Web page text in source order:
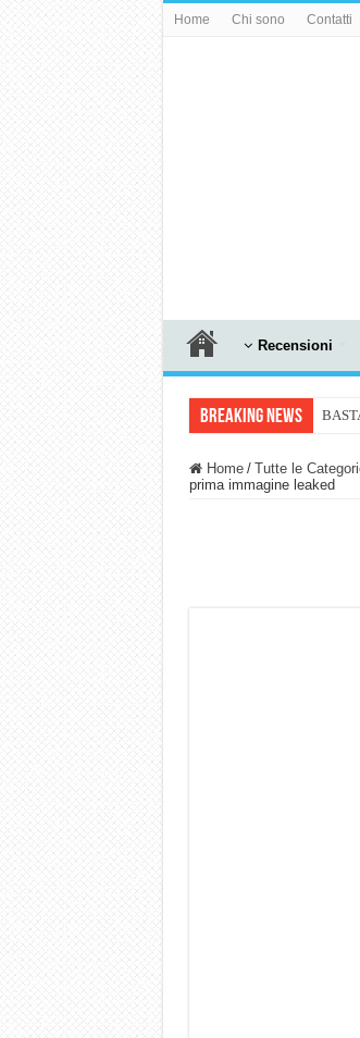
Home Chi sono Contatti
Recensioni
Breaking News
Home / Tutte le
prima immagine leaked